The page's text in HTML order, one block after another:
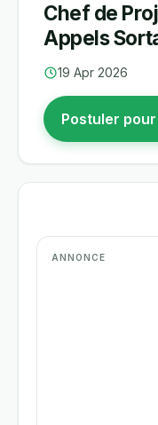
Chef de
Appels
19 Apr 2026
Postuler